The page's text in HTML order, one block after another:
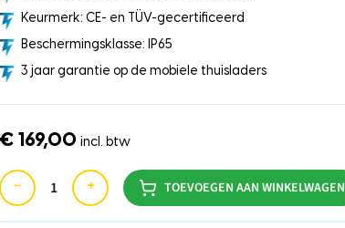
Keurmerk: CE- en TÜV-gecertificeerd
Beschermingsklasse: IP65
3 jaar garantie op de mobiele thuisladers
€ 169,00 incl. btw
− + TOEVOEGEN AAN WINKELWAGEN